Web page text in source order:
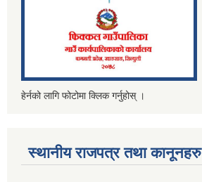
हेर्नको लागि फोटोमा क्लिक गर्नुहोस् ।
स्थानीय राजपत्र तथा कानूनहरु